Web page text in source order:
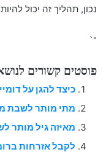
נכון, תהליך זה יכול
"`
פוסטים קשורים
כיצד להגן על
מתי מותר לשבת
מאיזה גיל מותר
לקבל אזרחות